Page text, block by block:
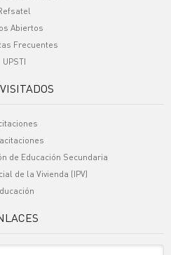
Abiertos
Frecuentes
UPSTI
de Educación Secundaria
de la Vivienda (IPV)